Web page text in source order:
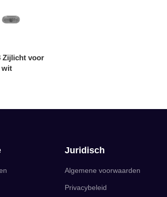
Zijlicht voor
wit
Juridisch
Algemene voorwaarden
Privacybeleid